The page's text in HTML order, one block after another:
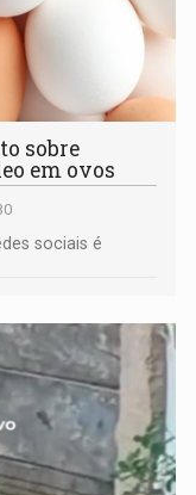
sobre
em ovos
sociais é